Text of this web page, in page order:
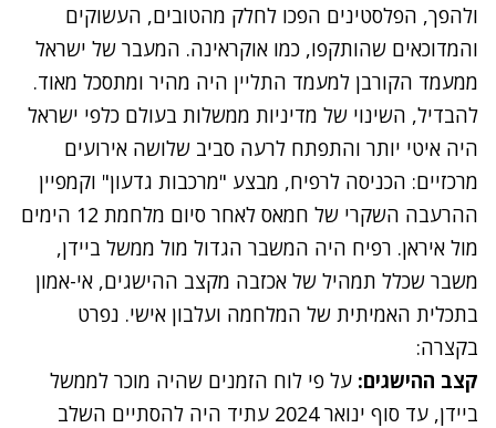
ולהפך, הפלסטינים הפכו לחלק מהטובים, העשוקים
והמדוכאים שהותקפו, כמו אוקראינה. המעבר של ישראל
ממעמד הקורבן למעמד התליין היה מהיר ומתסכל מאוד.
להבדיל, השינוי של מדיניות ממשלות בעולם כלפי ישראל
היה איטי יותר והתפתח לרעה סביב שלושה אירועים
מרכזיים: הכניסה לרפיח, מבצע "מרכבות גדעון" וקמפיין
ההרעבה השקרי של חמאס לאחר סיום מלחמת 12 הימים
מול איראן. רפיח היה המשבר הגדול מול ממשל ביידן,
משבר שכלל תמהיל של אכזבה מקצב ההישגים, אי-אמון
בתכלית האמיתית של המלחמה ועלבון אישי. נפרט
בקצרה:
קצב ההישגים: על פי לוח הזמנים שהיה מוכר לממשל
ביידן, עד סוף ינואר 2024 עתיד היה להסתיים השלב